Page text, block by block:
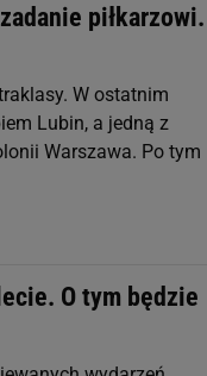
piłkarzowi.
W ostatnim
Lubin, a jedną z
Warszawa. Po tym
O tym będzie